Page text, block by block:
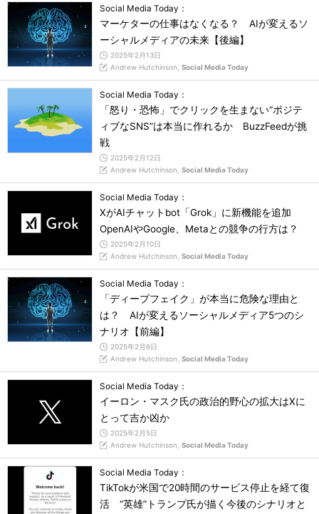
Social Media Today：
マーケターの仕事はなくなる？ AIが変えるソ
ーシャルメディアの未来【後編】
2025年2月13日
Andrew Hutchinson, Social Media Today
Social Media Today：
「怒り・恐怖」でクリックを生まない“ポジテ
ィブなSNS”は本当に作れるか BuzzFeedが挑
戦
2025年2月12日
Andrew Hutchinson, Social Media Today
Social Media Today：
XがAIチャットbot「Grok」に新機能を追加
OpenAIやGoogle、Metaとの競争の行方は？
2025年2月10日
Andrew Hutchinson, Social Media Today
Social Media Today：
「ディープフェイク」が本当に危険な理由と
は？ AIが変えるソーシャルメディア5つのシ
ナリオ【前編】
2025年2月6日
Andrew Hutchinson, Social Media Today
Social Media Today：
イーロン・マスク氏の政治的野心の拡大はXに
とって吉か凶か
2025年2月5日
Andrew Hutchinson, Social Media Today
Social Media Today：
TikTokが米国で20時間のサービス停止を経て復
活 “英雄”トランプ氏が描く今後のシナリオと